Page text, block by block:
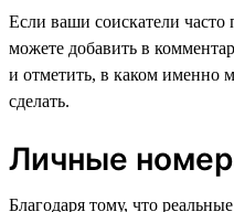
Если ваши соискатели
можете добавить в
и отметить, в каком именно
сделать.
Личные
Благодаря тому, что